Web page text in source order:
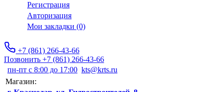
Регистрация
Авторизация
Мои закладки (0)
+7 (861) 266-43-66
Позвонить +7 (861) 266-43-66
пн-пт с 8:00 до 17:00 kts@krts.ru
Магазин: